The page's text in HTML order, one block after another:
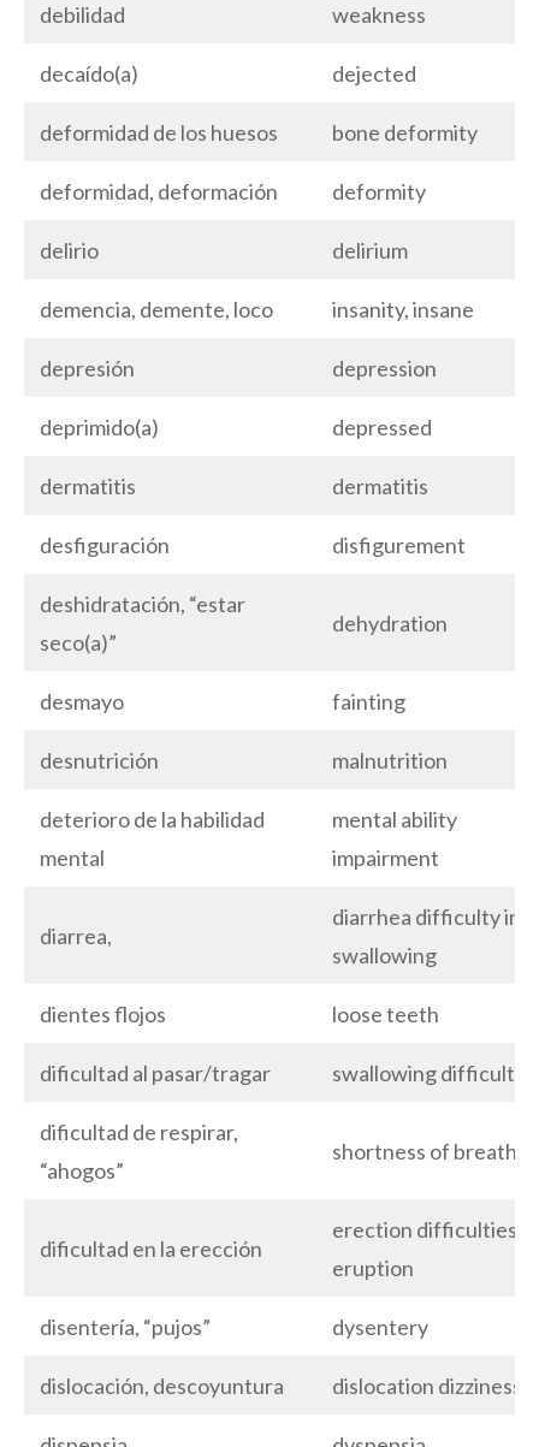
debilidad weakness
decaído(a) dejected
deformidad de los huesos bone deformity
deformidad, deformación deformity
delirio delirium
demencia, demente, loco insanity, insane
depresión depression
deprimido(a) depressed
dermatitis dermatitis
desfiguración disfigurement
deshidratación, “estar
seco(a)”
dehydration
desmayo fainting
desnutrición malnutrition
deterioro de la habilidad
mental
mental ability
impairment
diarrea,
diarrhea difficulty in
swallowing
dientes flojos loose teeth
dificultad al pasar/tragar swallowing difficulty
dificultad de respirar,
“ahogos”
shortness of breath
dificultad en la erección
erection difficulties
eruption
disentería, “pujos” dysentery
dislocación, descoyuntura dislocation dizziness